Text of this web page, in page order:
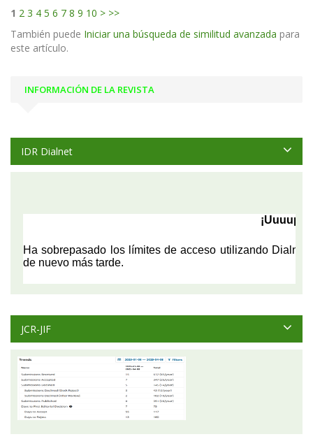
1 2 3 4 5 6 7 8 9 10 > >>
También puede Iniciar una búsqueda de similitud avanzada para
este artículo.
INFORMACIÓN DE LA REVISTA
IDR Dialnet
JCR-JIF